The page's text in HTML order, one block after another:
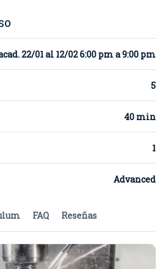
FAQ Reseñas
22/01 al 12/02 6:00 pm a 9:00 pm
5
40 min
1
Advanced